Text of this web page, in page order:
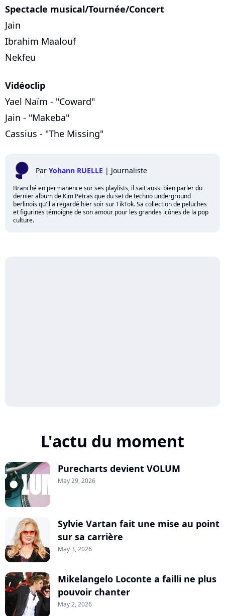
Spectacle musical/Tournée/Concert
Jain
Ibrahim Maalouf
Nekfeu
Vidéoclip
Yael Naïm - "Coward"
Jain - "Makeba"
Cassius - "The Missing"
Par Yohann RUELLE | Journaliste
Branché en permanence sur ses playlists, il sait aussi bien parler du
dernier album de Kim Petras que du set de techno underground
berlinois qu'il a regardé hier soir sur TikTok. Sa collection de peluches
et figurines témoigne de son amour pour les grandes icônes de la pop
culture.
L'actu du moment
Purecharts devient VOLUM
May 29, 2026
Sylvie Vartan fait une mise au point
sur sa carrière
May 3, 2026
Mikelangelo Loconte a failli ne plus
pouvoir chanter
May 2, 2026